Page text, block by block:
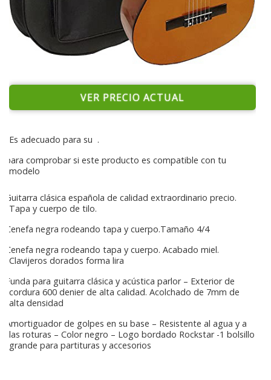
VER PRECIO ACTUAL
Es adecuado para su .
para comprobar si este producto es compatible con tu
modelo
Guitarra clásica española de calidad extraordinario precio.
Tapa y cuerpo de tilo.
Cenefa negra rodeando tapa y cuerpo.Tamaño 4/4
Cenefa negra rodeando tapa y cuerpo. Acabado miel.
Clavijeros dorados forma lira
Funda para guitarra clásica y acústica parlor – Exterior de
cordura 600 denier de alta calidad. Acolchado de 7mm de
alta densidad
Amortiguador de golpes en su base – Resistente al agua y a
las roturas – Color negro – Logo bordado Rockstar -1 bolsillo
grande para partituras y accesorios